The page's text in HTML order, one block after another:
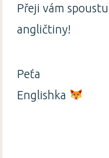
Přeji vám
angličtiny!
Peťa
Englishka